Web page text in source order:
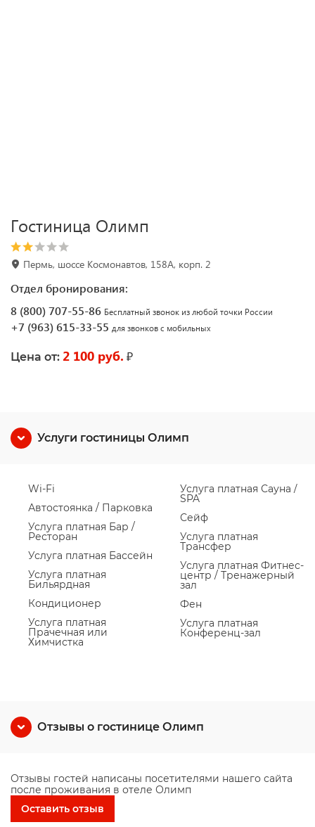
Гостиница Олимп
Пермь, шоссе Космонавтов, 158А, корп. 2
Отдел бронирования:
8 (800) 707-55-86 Бесплатный звонок из любой точки России
+7 (963) 615-33-55 для звонков с мобильных
Цена от: 2 100 руб. ₽
Услуги гостиницы Олимп
Wi-Fi
Автостоянка / Парковка
Услуга платная Бар /
Ресторан
Услуга платная Бассейн
Услуга платная
Бильярдная
Кондиционер
Услуга платная
Прачечная или
Химчистка
Услуга платная Сауна /
SPA
Сейф
Услуга платная
Трансфер
Услуга платная Фитнес-
центр / Тренажерный
зал
Фен
Услуга платная
Конференц-зал
Отзывы о гостинице Олимп
Отзывы гостей написаны посетителями нашего сайта
после проживания в отеле Олимп
Оставить отзыв